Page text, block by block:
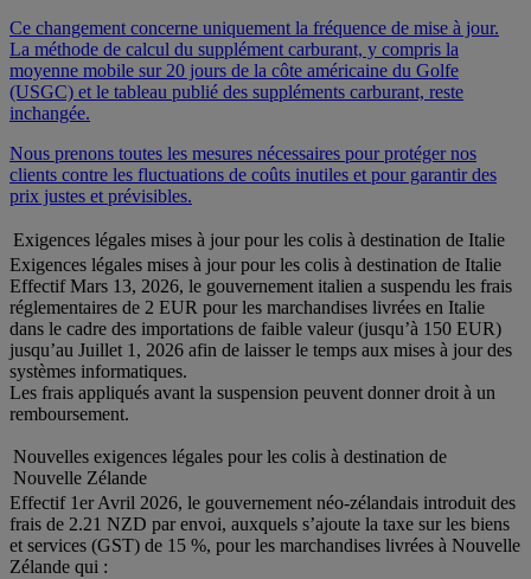
Ce changement concerne uniquement la fréquence de mise à jour.
La méthode de calcul du supplément carburant, y compris la
moyenne mobile sur 20 jours de la côte américaine du Golfe
(USGC) et le tableau publié des suppléments carburant, reste
inchangée.
Nous prenons toutes les mesures nécessaires pour protéger nos
clients contre les fluctuations de coûts inutiles et pour garantir des
prix justes et prévisibles.
Exigences légales mises à jour pour les colis à destination de Italie
Exigences légales mises à jour pour les colis à destination de Italie
Effectif Mars 13, 2026, le gouvernement italien a suspendu les frais
réglementaires de 2 EUR pour les marchandises livrées en Italie
dans le cadre des importations de faible valeur (jusqu’à 150 EUR)
jusqu’au Juillet 1, 2026 afin de laisser le temps aux mises à jour des
systèmes informatiques.
Les frais appliqués avant la suspension peuvent donner droit à un
remboursement.
Nouvelles exigences légales pour les colis à destination de
Nouvelle Zélande
Effectif 1er Avril 2026, le gouvernement néo-zélandais introduit des
frais de 2.21 NZD par envoi, auxquels s’ajoute la taxe sur les biens
et services (GST) de 15 %, pour les marchandises livrées à Nouvelle
Zélande qui :